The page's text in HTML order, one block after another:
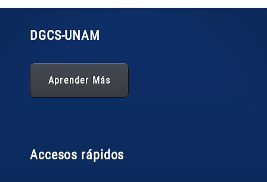
DGCS-UNAM
Aprender Más
Accesos rápidos